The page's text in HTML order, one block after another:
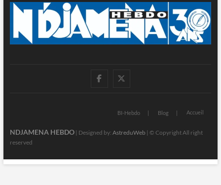
facebook
BI-Hebdo Blog Accueil
NDJAMENA HEBDO| Designed by: AstreduWeb | © Copyright All right
reserved